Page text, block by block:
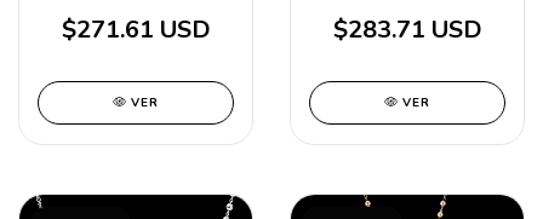
$271.61 USD
VER
$283.71 USD
VER